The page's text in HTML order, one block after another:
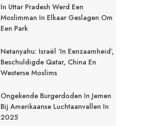
In Uttar Pradesh Werd Een
Moslimman In Elkaar Geslagen Om
Een Park
Netanyahu: Israël ‘in Eenzaamheid’,
Beschuldigde Qatar, China En
Westerse Moslims
Ongekende Burgerdoden In Jemen
Bij Amerikaanse Luchtaanvallen In
2025